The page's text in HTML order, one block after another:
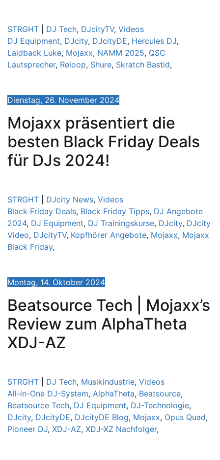
STRGHT DJ Tech, DJcityTV, Videos
DJ Equipment, DJcity, DJcityDE, Hercules DJ,
Laidback Luke, Mojaxx, NAMM 2025, QSC
Lautsprecher, Reloop, Shure, Skratch Bastid,
Dienstag, 26. November 2024
Mojaxx präsentiert die
besten Black Friday Deals
für DJs 2024!
STRGHT DJcity News, Videos
Black Friday Deals, Black Friday Tipps, DJ Angebote
2024, DJ Equipment, DJ Trainingskurse, DJcity, DJcity
Video, DJcityTV, Kopfhörer Angebote, Mojaxx, Mojaxx
Black Friday,
Montag, 14. Oktober 2024
Beatsource Tech | Mojaxx’s
Review zum AlphaTheta
XDJ-AZ
STRGHT DJ Tech, Musikindustrie, Videos
All-in-One DJ-System, AlphaTheta, Beatsource,
Beatsource Tech, DJ Equipment, DJ-Technologie,
DJcity, DJcityDE, DJcityDE Blog, Mojaxx, Opus Quad,
Pioneer DJ, XDJ-AZ, XDJ-XZ Nachfolger,